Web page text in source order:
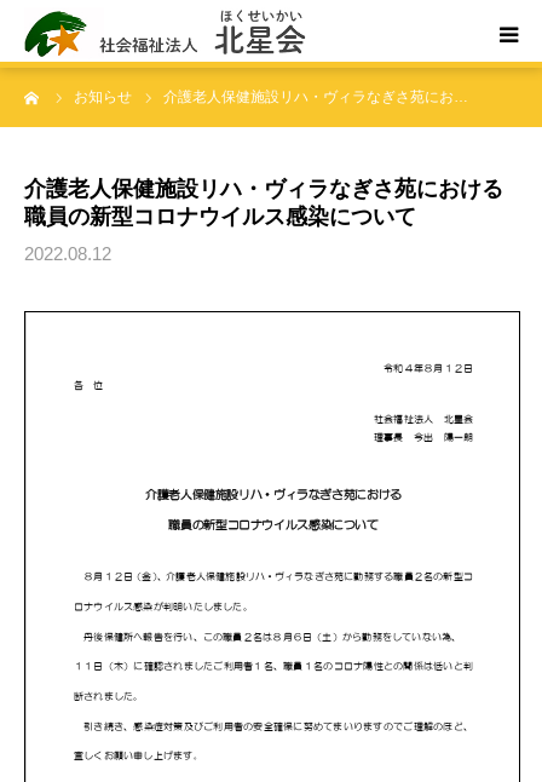
お知らせ 介護老人保健施設リハ・ヴィラなぎさ苑にお…
介護老人保健施設リハ・ヴィラなぎさ苑における
職員の新型コロナウイルス感染について
2022.08.12
ホーム
お問い合わせ